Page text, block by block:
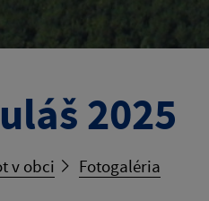
2025
v obci Fotogaléria